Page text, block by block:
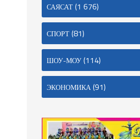
САЯСАТ(1 676)
СПОРТ(81)
ШОУ-МОУ(114)
ЭКОНОМИКА(91)